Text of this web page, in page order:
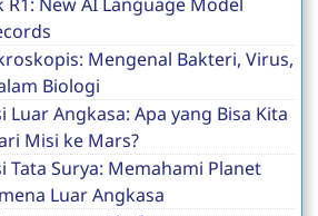
Mengenal Bakteri, Virus,
Biologi
Luar Angkasa: Apa yang Bisa Kita
Misi ke Mars?
Tata Surya: Memahami Planet
Luar Angkasa